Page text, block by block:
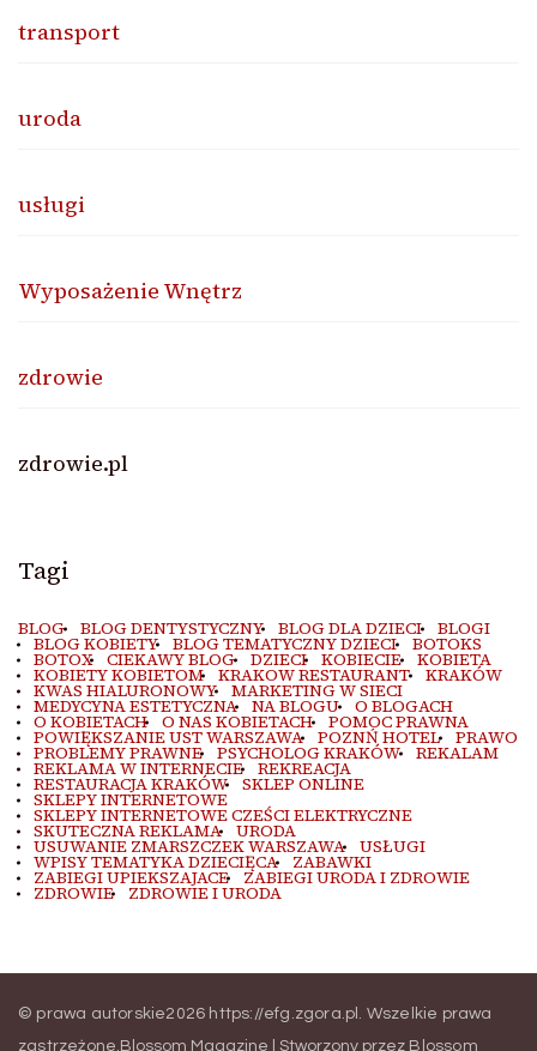
transport
uroda
usługi
Wyposażenie Wnętrz
zdrowie
zdrowie.pl
Tagi
BLOG BLOG DENTYSTYCZNY BLOG DLA DZIECI BLOGI
BLOG KOBIETY BLOG TEMATYCZNY DZIECI BOTOKS
BOTOX CIEKAWY BLOG DZIECI KOBIECIE KOBIETA
KOBIETY KOBIETOM KRAKOW RESTAURANT KRAKÓW
KWAS HIALURONOWY MARKETING W SIECI
MEDYCYNA ESTETYCZNA NA BLOGU O BLOGACH
O KOBIETACH O NAS KOBIETACH POMOC PRAWNA
POWIĘKSZANIE UST WARSZAWA POZNŃ HOTEL PRAWO
PROBLEMY PRAWNE PSYCHOLOG KRAKÓW REKALAM
REKLAMA W INTERNECIE REKREACJA
RESTAURACJA KRAKÓW SKLEP ONLINE
SKLEPY INTERNETOWE
SKLEPY INTERNETOWE CZEŚCI ELEKTRYCZNE
SKUTECZNA REKLAMA URODA
USUWANIE ZMARSZCZEK WARSZAWA USŁUGI
WPISY TEMATYKA DZIECIĘCA ZABAWKI
ZABIEGI UPIEKSZAJACE ZABIEGI URODA I ZDROWIE
ZDROWIE ZDROWIE I URODA
© prawa autorskie2026 https://efg.zgora.pl . Wszelkie prawa
zastrzeżone. Blossom Magazine | Stworzony przez Blossom